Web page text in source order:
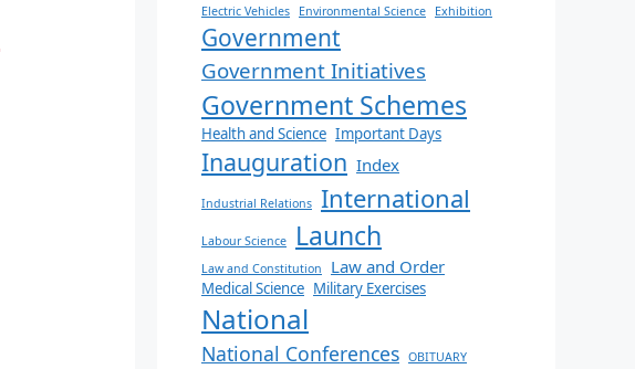
Electric Vehicles
Environmental Science Exhibition
Government
Government Initiatives
Government Schemes
Health and Science Important Days
Inauguration Index
Industrial Relations International
Labour Science Launch
Law and Constitution Law and Order
Medical Science Military Exercises
National
National Conferences OBITUARY